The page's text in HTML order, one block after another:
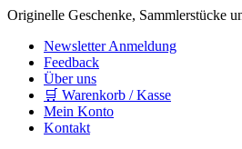
Originelle Geschenke, Sammlerstücke
Newsletter Anmeldung
Feedback
Über uns
🛒 Warenkorb / Kasse
Mein Konto
Kontakt